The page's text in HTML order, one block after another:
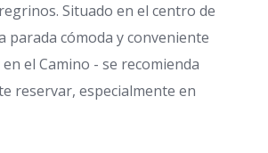
Situado en el centro de
parada cómoda y conveniente
el Camino - se recomienda
reservar, especialmente en